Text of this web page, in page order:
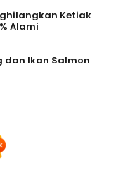
Ketiak
Alami
dan Ikan Salmon